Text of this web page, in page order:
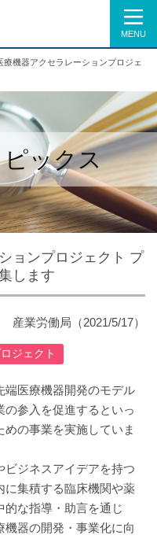
MENU
療機器アクセラレーションプロジェ
ックス
ョンプロジェクト プ
します
産業労働局 （2021/5/17）
ジェクト
端医療機器開発のモデル
参入を促進するといっ
の事業を実施していま
ジネスアイデアを持つ
に集積する臨床機関や薬
な指導・助言を通じ
器の開発・事業化に向